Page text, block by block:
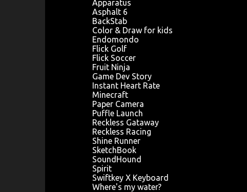
Apparatus
Asphalt 6
BackStab
Color & Draw for kids
Endomondo
Flick Golf
Flick Soccer
Fruit Ninja
Game Dev Story
Instant Heart Rate
Minecraft
Paper Camera
Puffle Launch
Reckless Gataway
Reckless Racing
Shine Runner
SketchBook
SoundHound
Spirit
Swiftkey X Keyboard
Where's my water?